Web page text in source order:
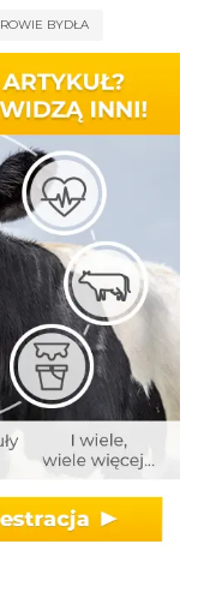
BYDŁA